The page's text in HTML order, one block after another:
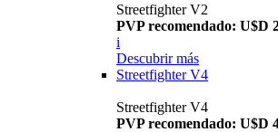
Streetfighter V2
PVP recomendado: U$D
i
Descubrir más
Streetfighter V4
Streetfighter V4
PVP recomendado: U$D